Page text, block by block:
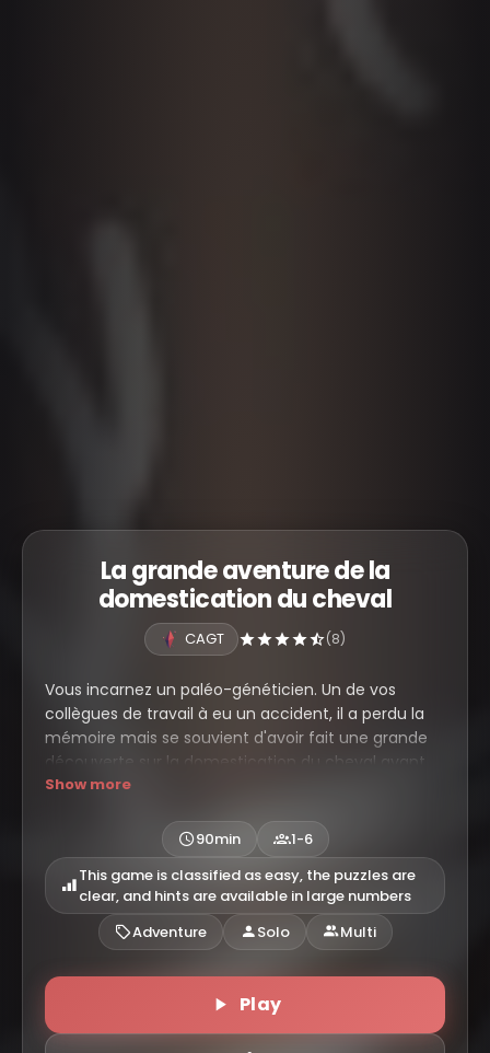
La grande aventure de la
domestication du cheval
CAGT (8)
Vous incarnez un paléo-généticien. Un de vos
collègues de travail à eu un accident, il a perdu la
mémoire mais se souvient d'avoir fait une grande
découverte sur la domestication du cheval avant
d'avoir l'accident. Il vous a charger de retrouver ses
informations importantes que le scientifique
pensait avoir trouvé.
Show more
90min
1-6
This game is classified as easy, the puzzles are
clear, and hints are available in large numbers
Adventure
Solo Multi
Play